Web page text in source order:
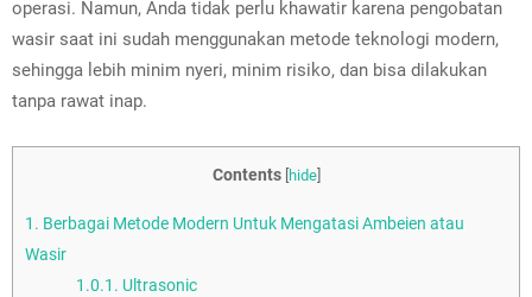
operasi. Namun, Anda tidak perlu khawatir karena pengobatan
wasir saat ini sudah menggunakan metode teknologi modern,
sehingga lebih minim nyeri, minim risiko, dan bisa dilakukan
tanpa rawat inap.
Contents hide]
1. Berbagai Metode Modern Untuk Mengatasi Ambeien atau
Wasir
1.0.1. Ultrasonic